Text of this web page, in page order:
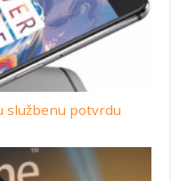
službenu potvrdu